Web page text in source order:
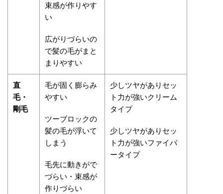
束感が作りやす
い
広がりづらいの
で髪の毛がまと
まりやすい
直
毛・
剛毛
毛が固く膨らみ
やすい
ツーブロックの
髪の毛が浮いて
しまう
毛先に動きがで
づらい・束感が
作りづらい
少しツヤがありセッ
ト力が強いクリーム
タイプ
少しツヤがありセッ
ト力が強いファイバ
ータイプ